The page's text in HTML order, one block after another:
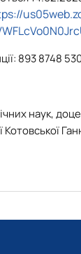
893 8748
наук,
Котовської